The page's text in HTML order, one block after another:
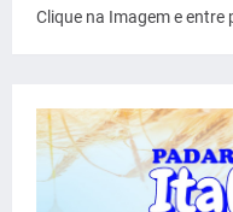
Clique na Imagem e entre